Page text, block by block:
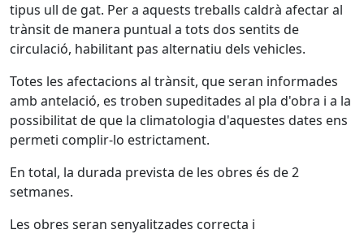
tipus ull de gat. Per a aquests treballs caldrà afectar al
trànsit de manera puntual a tots dos sentits de
circulació, habilitant pas alternatiu dels vehicles.
Totes les afectacions al trànsit, que seran informades
amb antelació, es troben supeditades al pla d'obra i a la
possibilitat de que la climatologia d'aquestes dates ens
permeti complir-lo estrictament.
En total, la durada prevista de les obres és de 2
setmanes.
Les obres seran senyalitzades correcta i